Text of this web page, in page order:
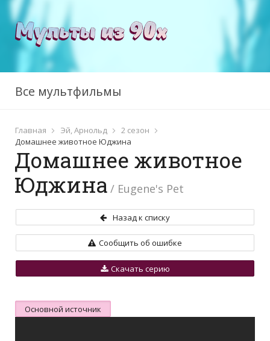
Все мультфильмы
Главная Эй, Арнольд
2 сезон
Домашнее животное Юджина
Домашнее животное
Юджина / Eugene's Pet
Назад к списку
Сообщить об ошибке
Скачать серию
Основной источник